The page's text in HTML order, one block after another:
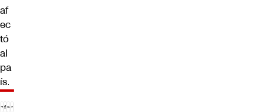
af
ec
tó
al
pa
ís.